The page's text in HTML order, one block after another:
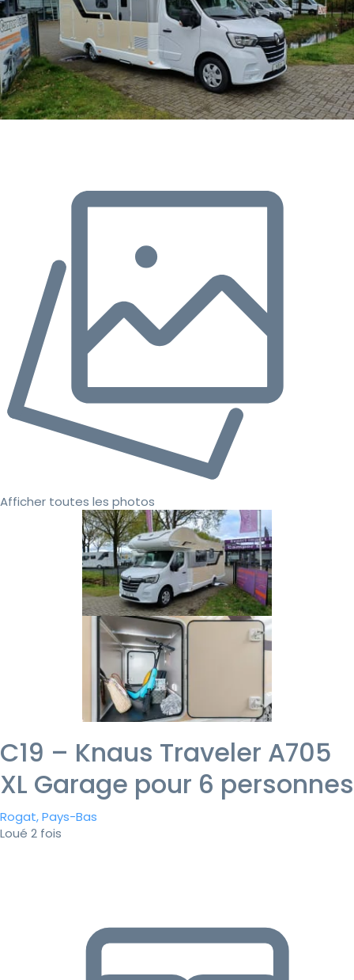
Afficher toutes les photos
C19 – Knaus Traveler A705
XL Garage pour 6 personnes
Rogat, Pays-Bas
Loué 2 fois